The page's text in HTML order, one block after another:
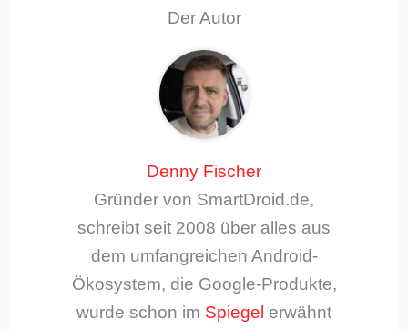
Der Autor
Denny Fischer
Gründer von SmartDroid.de,
schreibt seit 2008 über alles aus
dem umfangreichen Android-
Ökosystem, die Google-Produkte,
wurde schon im Spiegel erwähnt